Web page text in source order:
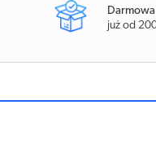
Darmowa
już od